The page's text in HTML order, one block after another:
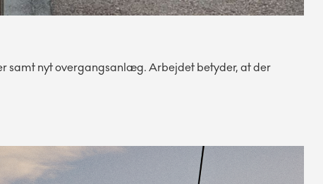
samt nyt overgangsanlæg. Arbejdet betyder, at der